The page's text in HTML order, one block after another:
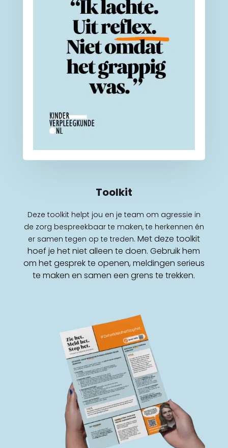
Toolkit
Deze toolkit helpt jou en je team om agressie in
de zorg bespreekbaar te maken, te herkennen én
er samen tegen op te treden. Met deze toolkit
hoef je het niet alleen te doen. Gebruik hem
om het gesprek te openen, meldingen serieus
te maken en samen een grens te trekken.